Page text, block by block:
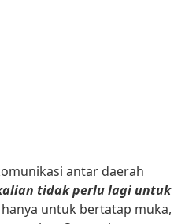
antar daerah
tidak perlu lagi untuk
untuk bertatap muka,